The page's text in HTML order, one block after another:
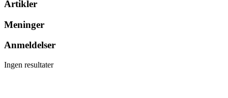
Artikler
Meninger
Anmeldelser
Ingen resultater